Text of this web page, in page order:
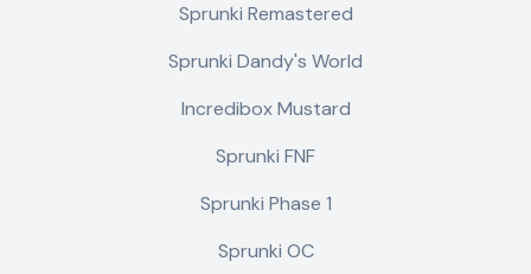
Sprunki Remastered
Sprunki Dandy's World
Incredibox Mustard
Sprunki FNF
Sprunki Phase 1
Sprunki OC